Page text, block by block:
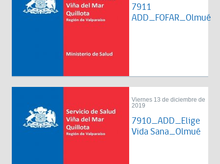
7911
ADD_FOFAR_Olmué
Viernes 13 de diciembre de
2019
7910_ADD_Elige
Vida Sana_Olmué